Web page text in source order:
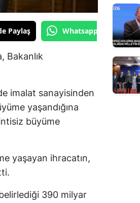
Paylaş Whatsapp'tan Gönder
Bakanlık
imalat sanayisinden
yaşandığına
büyüme
yaşayan ihracatın,
390 milyar